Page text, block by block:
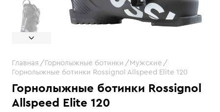
Горнолыжные ботинки Rossignol
Allspeed Elite 120
Главная Горнолыжные ботинки
Мужские
Горнолыжные ботинки Rossignol Allspeed Elite 120